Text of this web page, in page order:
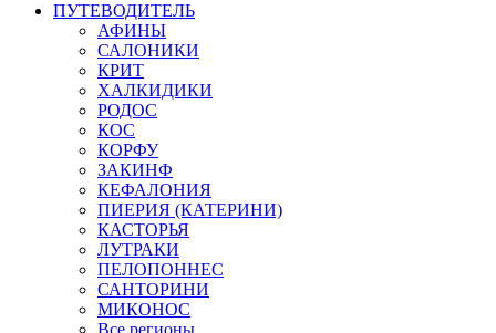
ПУТЕВОДИТЕЛЬ
АФИНЫ
САЛОНИКИ
КРИТ
ХАЛКИДИКИ
РОДОС
КОС
КОРФУ
ЗАКИНФ
КЕФАЛОНИЯ
ПИЕРИЯ (КАТЕРИНИ)
КАСТОРЬЯ
ЛУТРАКИ
ПЕЛОПОННЕС
САНТОРИНИ
МИКОНОС
Все регионы